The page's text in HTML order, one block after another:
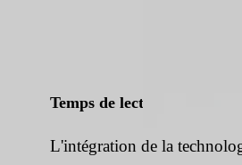
Temps de lecture :
L'intégration de la